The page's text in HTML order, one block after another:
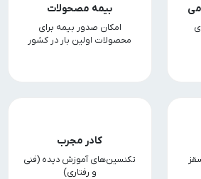
بیمه مصحولات
امکان صدور بیمه برای
محصولات اولین بار در کشور
کادر مجرب
تکنسین‌های آموزش دیده (فنی
و رفتاری)